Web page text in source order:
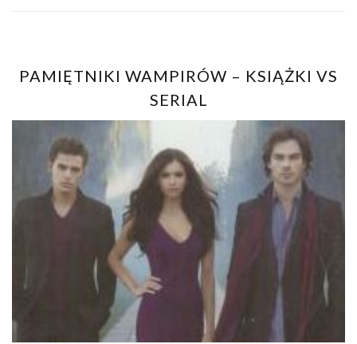
PAMIĘTNIKI WAMPIRÓW – KSIĄŻKI VS
SERIAL